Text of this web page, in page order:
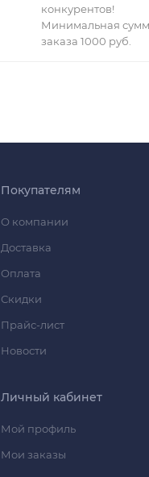
конкурентов!
Минимальная
заказа 1000 руб.
Покупателям
О компании
Доставка
Оплата
Скидки
Прайс-лист
Новости
Личный кабинет
Мой профиль
Мои заказы